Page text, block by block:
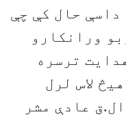
داسې حال کې چې
ورانکارو
ترسره
لاس لرل
عادې مشر